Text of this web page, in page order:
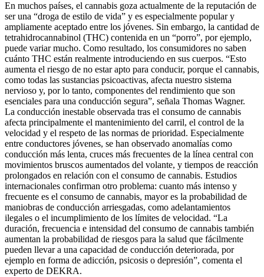
En muchos países, el cannabis goza actualmente de la reputación de
ser una “droga de estilo de vida” y es especialmente popular y
ampliamente aceptado entre los jóvenes. Sin embargo, la cantidad de
tetrahidrocannabinol (THC) contenida en un “porro”, por ejemplo,
puede variar mucho. Como resultado, los consumidores no saben
cuánto THC están realmente introduciendo en sus cuerpos. “Esto
aumenta el riesgo de no estar apto para conducir, porque el cannabis,
como todas las sustancias psicoactivas, afecta nuestro sistema
nervioso y, por lo tanto, componentes del rendimiento que son
esenciales para una conducción segura”, señala Thomas Wagner.
La conducción inestable observada tras el consumo de cannabis
afecta principalmente el mantenimiento del carril, el control de la
velocidad y el respeto de las normas de prioridad. Especialmente
entre conductores jóvenes, se han observado anomalías como
conducción más lenta, cruces más frecuentes de la línea central con
movimientos bruscos aumentados del volante, y tiempos de reacción
prolongados en relación con el consumo de cannabis. Estudios
internacionales confirman otro problema: cuanto más intenso y
frecuente es el consumo de cannabis, mayor es la probabilidad de
maniobras de conducción arriesgadas, como adelantamientos
ilegales o el incumplimiento de los límites de velocidad. “La
duración, frecuencia e intensidad del consumo de cannabis también
aumentan la probabilidad de riesgos para la salud que fácilmente
pueden llevar a una capacidad de conducción deteriorada, por
ejemplo en forma de adicción, psicosis o depresión”, comenta el
experto de DEKRA.